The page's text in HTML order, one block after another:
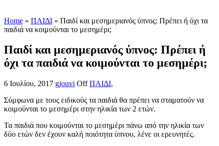
Home » ΠΑΙΔΙ » Παιδί και μεσημεριανός ύπνος: Πρέπει ή όχι τα
παιδιά να κοιμούνται το μεσημέρι;
Παιδί και μεσημεριανός ύπνος: Πρέπει ή
όχι τα παιδιά να κοιμούνται το μεσημέρι;
6 Ιουλίου, 2017 gjouvi Off ΠΑΙΔΙ,
Σύμφωνα με τους ειδικούς τα παιδιά θα πρέπει να σταματούν να
κοιμούνται το μεσημέρι στην ηλικία των 2 ετών.
Τα παιδιά που κοιμούνται το μεσημέρι πάνω από την ηλικία των
δύο ετών δεν έχουν καλή ποιότητα ύπνου, λένε οι ερευνητές.